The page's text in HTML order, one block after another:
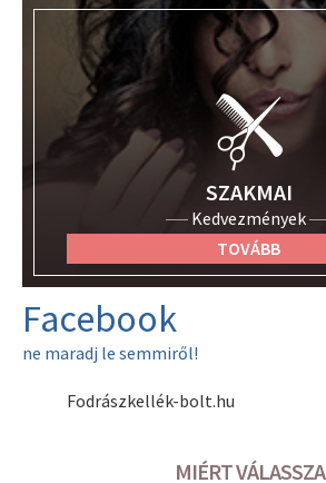
SZAKMAI
Kedvezmények
TOVÁBB
Facebook
ne maradj le semmiről!
Fodrászkellék-bolt.hu
MIÉRT VÁLASSZA